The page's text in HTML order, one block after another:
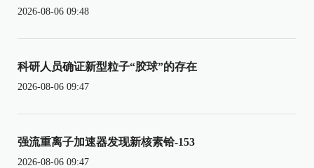
2026-08-06 09:48
科研人员确证新型粒子“胶球”的存在
2026-08-06 09:47
强流重离子加速器发现新核素铪-153
2026-08-06 09:47